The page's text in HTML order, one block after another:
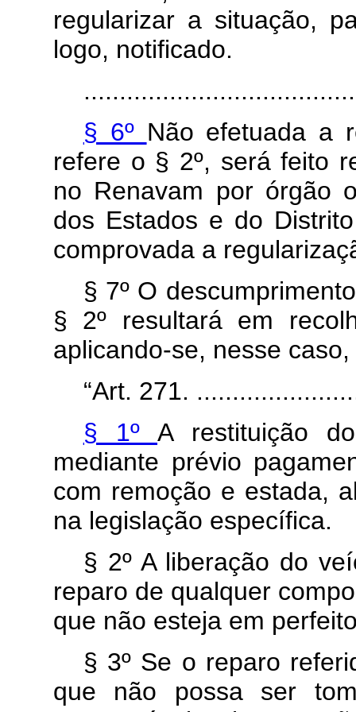
regularizar a situação,
logo, notificado.
§ 6º Não efetuada a
refere o § 2º, será feito
no Renavam por órgão
dos Estados e do
comprovada a
§ 7º O
§ 2º resultará em
aplicando-se, nesse
“Art. 271.
§ 1ºA restituição
mediante prévio
com remoção e estada,
na legislação específica.
§ 2º A liberação do
reparo de qualquer
que não esteja em
§ 3º Se o reparo
que não possa ser